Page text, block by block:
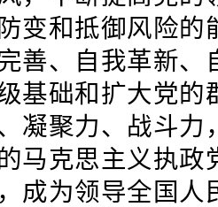
变和抵御风险的
善、自我革新、
基础和扩大党的
凝聚力、战斗力
马克思主义执政
成为领导全国人